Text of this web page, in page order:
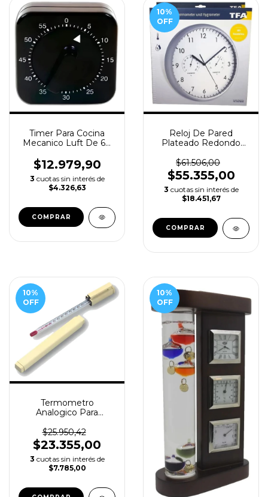
Timer Para Cocina
Mecanico Luft De 60
$12.979,90
3 cuotas sin interés de
$4.326,63
10%
OFF
Reloj De Pared
Plateado Redondo
$61.506,00
$55.355,00
3 cuotas sin interés de
$18.451,67
10%
OFF
Termometro
Analogico Para
Mate Cafe
$25.950,42
$23.355,00
3 cuotas sin interés de
$7.785,00
10%
OFF